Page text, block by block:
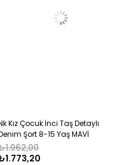
Kız Çocuk İnci Taş Detaylı
Şort 8-15 Yaş MAVİ